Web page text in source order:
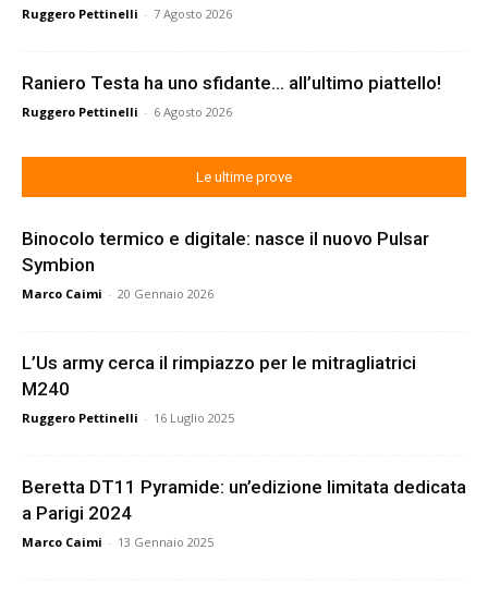
Ruggero Pettinelli - 7 Agosto 2026
Raniero Testa ha uno sfidante… all’ultimo piattello!
Ruggero Pettinelli - 6 Agosto 2026
Le ultime prove
Binocolo termico e digitale: nasce il nuovo Pulsar
Symbion
Marco Caimi - 20 Gennaio 2026
L’Us army cerca il rimpiazzo per le mitragliatrici
M240
Ruggero Pettinelli - 16 Luglio 2025
Beretta DT11 Pyramide: un’edizione limitata dedicata
a Parigi 2024
Marco Caimi - 13 Gennaio 2025